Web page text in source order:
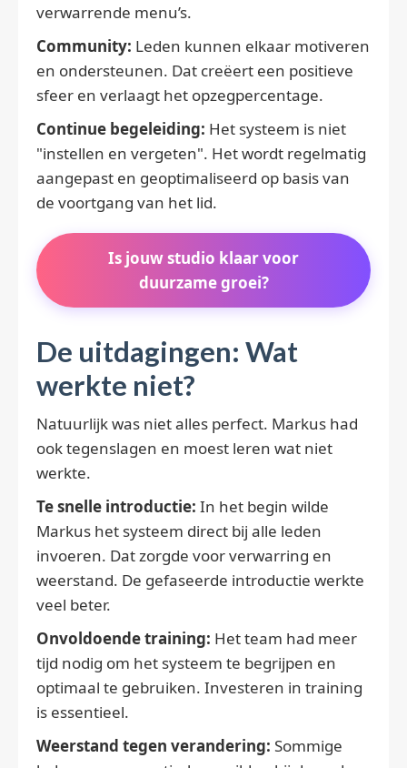
verwarrende menu’s.
Community: Leden kunnen elkaar motiveren
en ondersteunen. Dat creëert een positieve
sfeer en verlaagt het opzegpercentage.
Continue begeleiding: Het systeem is niet
"instellen en vergeten". Het wordt regelmatig
aangepast en geoptimaliseerd op basis van
de voortgang van het lid.
Is jouw studio klaar voor
duurzame groei?
De uitdagingen: Wat
werkte niet?
Natuurlijk was niet alles perfect. Markus had
ook tegenslagen en moest leren wat niet
werkte.
Te snelle introductie: In het begin wilde
Markus het systeem direct bij alle leden
invoeren. Dat zorgde voor verwarring en
weerstand. De gefaseerde introductie werkte
veel beter.
Onvoldoende training: Het team had meer
tijd nodig om het systeem te begrijpen en
optimaal te gebruiken. Investeren in training
is essentieel.
Weerstand tegen verandering: Sommige